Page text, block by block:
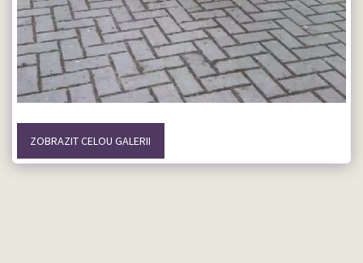
ZOBRAZIT CELOU GALERII